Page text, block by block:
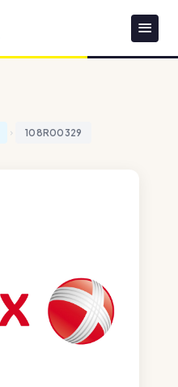
108R00329